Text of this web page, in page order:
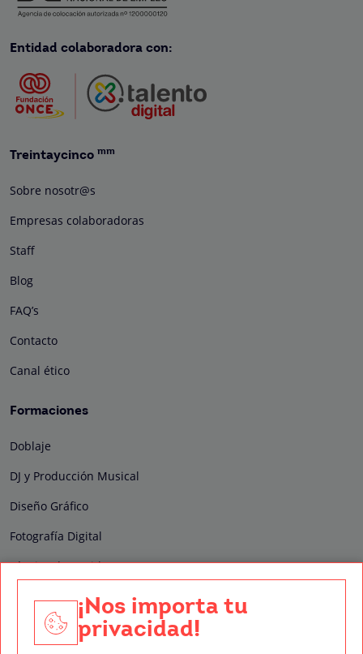
Entidad colaboradora con:
Treintaycinco mm
Sobre nosotr@s
Empresas colaboradoras
Staff
Blog
FAQ’s
Contacto
Canal ético
Formaciones
Doblaje
DJ y Producción Musical
Diseño Gráfico
Fotografía Digital
Técnico de Sonido
Edición y Postproducción de Vídeo
Nuestros sellos de calidad
¡Nos importa tu
privacidad!